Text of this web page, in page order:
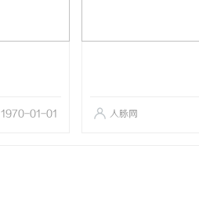
1970-01-01 人脉网